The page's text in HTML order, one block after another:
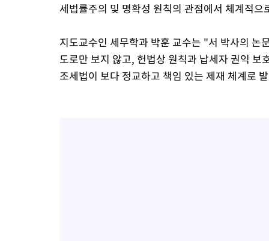
세법률주의 및 명확성 원칙의 관점에서 체계적
지도교수인 세무학과 박훈 교수는 "서 박사의 논
도로만 보지 않고, 헌법상 원칙과 납세자 권익
조세법이 보다 정교하고 책임 있는 제재 체계로